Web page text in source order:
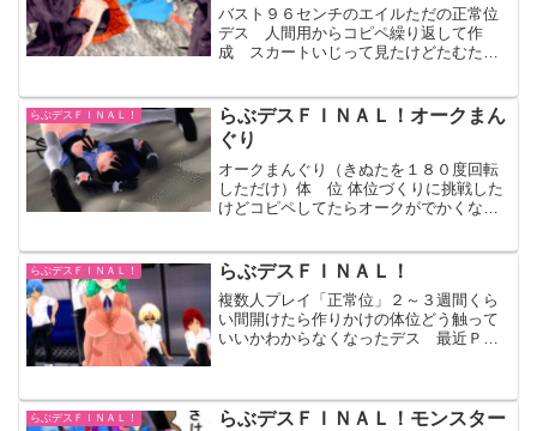
バスト９６センチのエイルただの正常位
デス 人間用からコピペ繰り返して作
成 スカートいじって見たけどたむたむ
スターしたかもでデス！動画消えまし
た。パロゴンクエスト -トロ...
らぶデスＦＩＮＡＬ！
らぶデスＦＩＮＡＬ！オークまん
ぐり
オークまんぐり（きぬたを１８０度回転
しただけ）体 位 体位づくりに挑戦した
けどコピペしてたらオークがでかくなっ
できれば完成 オークの配置きつソー
ダ ノーパッチだとモンスタ...
らぶデスＦＩＮＡＬ！ らぶデスＦＩＮＡＬ！
複数人プレイ「正常位」２～３週間くら
い間開けたら作りかけの体位どう触って
いいかわからなくなったデス 最近ＰＣ
とグラがみんなとなんか違うデス これ
は今回撮ったＳＳの設...
らぶデスＦＩＮＡＬ！
らぶデスＦＩＮＡＬ！モンスター